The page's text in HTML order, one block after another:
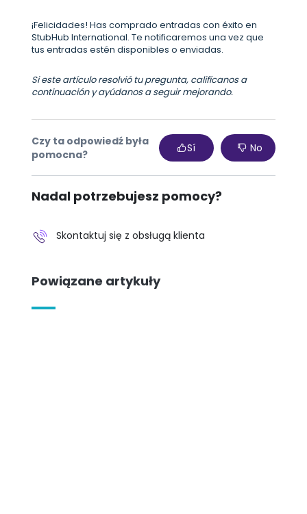
¡Felicidades! Has comprado entradas con éxito en
StubHub International. Te notificaremos una vez que
tus entradas estén disponibles o enviadas.
Si este artículo resolvió tu pregunta, califícanos a
continuación y ayúdanos a seguir mejorando.
Czy ta odpowiedź była
pomocna?
Sí No
Nadal potrzebujesz pomocy?
Skontaktuj się z obsługą klienta
Powiązane artykuły